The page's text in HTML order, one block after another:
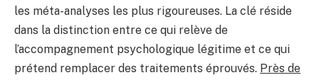
les méta-analyses les plus rigoureuses. La clé réside
dans la distinction entre ce qui relève de
l’accompagnement psychologique légitime et ce qui
prétend remplacer des traitements éprouvés. Près de